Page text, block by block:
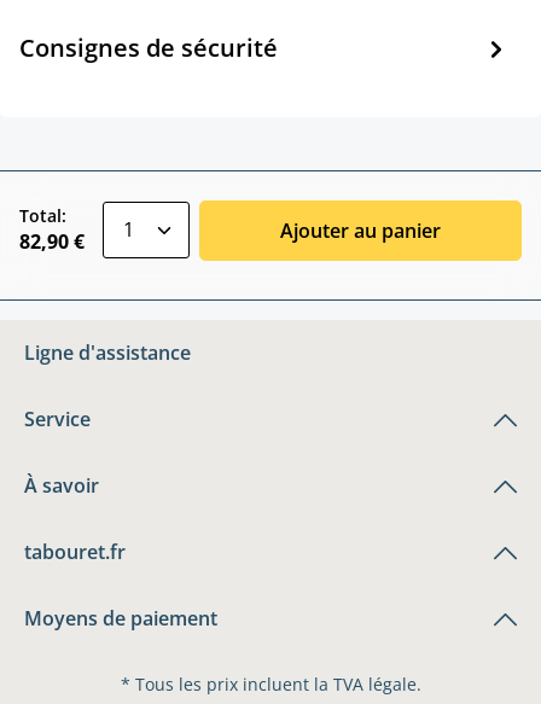
Consignes de sécurité
Total:
82,90 € Ajouter au panier
Ligne d'assistance
Service
À savoir
tabouret.fr
Moyens de paiement
* Tous les prix incluent la TVA légale.